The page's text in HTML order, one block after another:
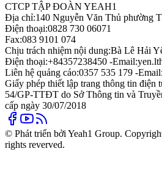
CTCP TẬP ĐOÀN YEAH1
Địa chỉ:140 Nguyễn Văn Thủ phường
Điện thoại:0828 730 06071
Fax:083 9101 074
Chịu trách nhiệm nội dung:Bà Lê Hải
Điện thoại:+84357238450 -Email:
Liên hệ quảng cáo:0357 535 179 -Email:
Giấy phép thiết lập trang thông tin điện
54/GP-TTĐT do Sở Thông tin và
cấp ngày 30/07/2018
© Phát triển bởi Yeah1 Group.
rights reverved.